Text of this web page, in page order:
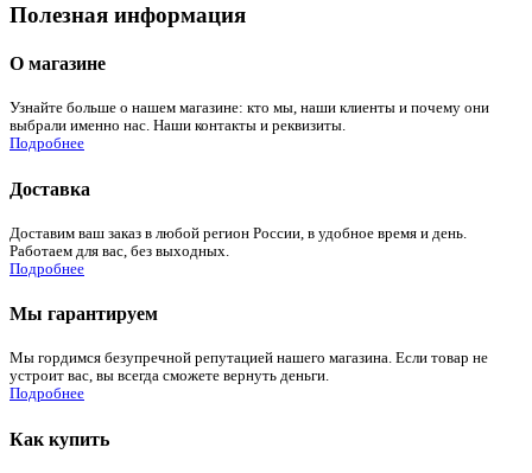
Полезная информация
О магазине
Узнайте больше о нашем магазине: кто мы, наши клиенты и почему они
выбрали именно нас. Наши контакты и реквизиты.
Подробнее
Доставка
Доставим ваш заказ в любой регион России, в удобное время и день.
Работаем для вас, без выходных.
Подробнее
Мы гарантируем
Мы гордимся безупречной репутацией нашего магазина. Если товар не
устроит вас, вы всегда сможете вернуть деньги.
Подробнее
Как купить